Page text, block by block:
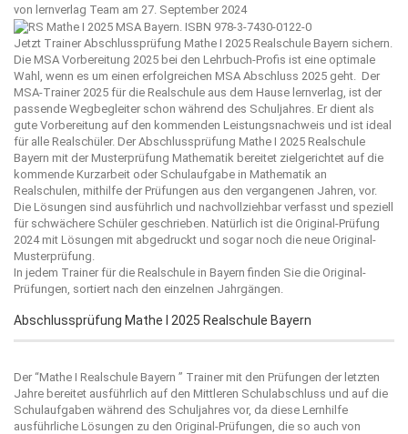
von lernverlag Team am 27. September 2024
Jetzt Trainer Abschlussprüfung Mathe I 2025 Realschule Bayern sichern.
Die MSA Vorbereitung 2025 bei den Lehrbuch-Profis ist eine optimale
Wahl, wenn es um einen erfolgreichen MSA Abschluss 2025 geht. Der
MSA-Trainer 2025 für die Realschule aus dem Hause lernverlag , ist der
passende Wegbegleiter schon während des Schuljahres. Er dient als
gute Vorbereitung auf den kommenden Leistungsnachweis und ist ideal
für alle Realschüler. Der Abschlussprüfung Mathe I 2025 Realschule
Bayern mit der Musterprüfung Mathematik bereitet zielgerichtet auf die
kommende Kurzarbeit oder Schulaufgabe in Mathematik an
Realschulen, mithilfe der Prüfungen aus den vergangenen Jahren, vor.
Die Lösungen sind ausführlich und nachvollziehbar verfasst und speziell
für schwächere Schüler geschrieben. Natürlich ist die Original-Prüfung
2024 mit Lösungen mit abgedruckt und sogar noch die neue Original-
Musterprüfung.
In jedem Trainer für die Realschule in Bayern finden Sie die Original-
Prüfungen, sortiert nach den einzelnen Jahrgängen.
Abschlussprüfung Mathe I 2025 Realschule Bayern
Der “Mathe I Realschule Bayern ” Trainer mit den Prüfungen der letzten
Jahre bereitet ausführlich auf den Mittleren Schulabschluss und auf die
Schulaufgaben während des Schuljahres vor, da diese Lernhilfe
ausführliche Lösungen zu den Original-Prüfungen, die so auch von